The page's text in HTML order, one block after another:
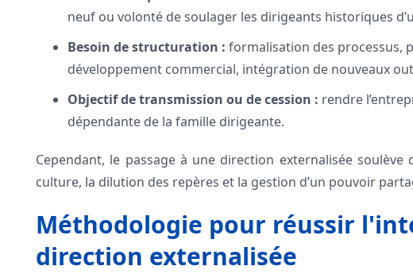
neuf ou volonté de soulager les dirigeants historiques
Besoin de structuration : formalisation des processus,
développement commercial, intégration de nouveaux
Objectif de transmission ou de cession : rendre
dépendante de la famille dirigeante.
Cependant, le passage à une direction externalisée
culture, la dilution des repères et la gestion d’un pouvoir
Méthodologie pour réussir
direction externalisée